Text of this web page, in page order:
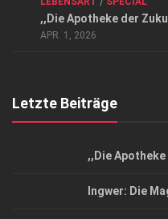
Datenschutzerklärung
Top Magazin Dresden /
,,Die Apotheke der
APR. 1, 2026
Letzte Beiträge
,,Die
Ingwer: Die